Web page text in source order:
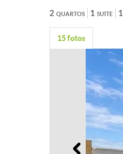
QUARTOS
2 SUÍTE
1 1
15 fotos
Anterior